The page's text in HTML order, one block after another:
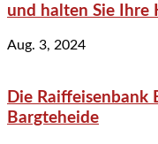
und halten Sie Ihre
Aug. 3, 2024
Die Raiffeisenbank
Bargteheide